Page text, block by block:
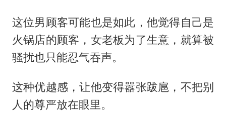
这位男顾客可能也是如此，他觉得自己是
火锅店的顾客，女老板为了生意，就算被
骚扰也只能忍气吞声。
这种优越感，让他变得嚣张跋扈，不把别
人的尊严放在眼里。